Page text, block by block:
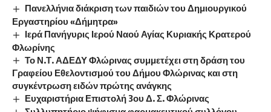
Πανελλήνια διάκριση των παιδιών του Δημιουργικού
Εργαστηρίου «Δήμητρα»
Ιερά Πανήγυρις Ιερού Ναού Αγίας Κυριακής Κρατερού
Φλωρίνης
Το Ν.Τ. ΑΔΕΔΥ Φλώρινας συμμετέχει στη δράση του
Γραφείου Εθελοντισμού του Δήμου Φλώρινας και στη
συγκέντρωση ειδών πρώτης ανάγκης
Ευχαριστήρια Επιστολή 3ου Δ. Σ. Φλώρινας